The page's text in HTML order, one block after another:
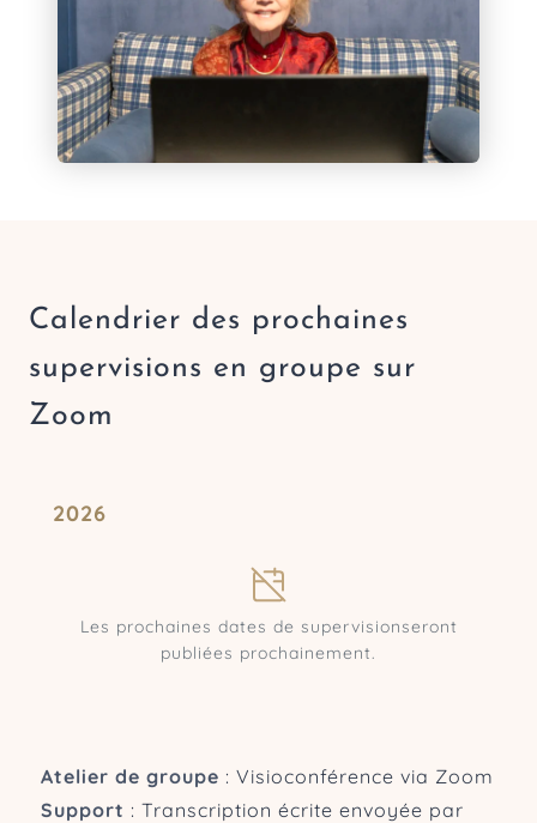
Calendrier des prochaines
supervisions en groupe sur
Zoom
2026
Les prochaines dates de supervisionseront
publiées prochainement.
Atelier de groupe : Visioconférence via Zoom
Support : Transcription écrite envoyée par